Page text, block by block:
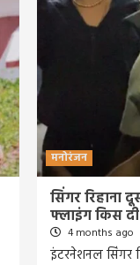
मनोरंजन
सिंगर रिहाना
फ्लाइंग किस दी
4 months ago
इंटरनेशनल सिंगर